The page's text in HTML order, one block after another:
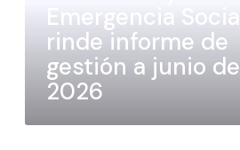
Emergencia Social
rinde informe de
gestión a junio de
2026